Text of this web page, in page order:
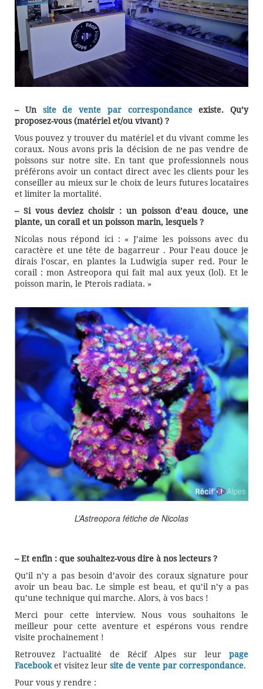
– Un site de vente par correspondanceexiste. Qu’y
proposez-vous (matériel et/ou vivant) ?
Vous pouvez y trouver du matériel et du vivant comme les
coraux. Nous avons pris la décision de ne pas vendre de
poissons sur notre site. En tant que professionnels nous
préférons avoir un contact direct avec les clients pour les
conseiller au mieux sur le choix de leurs futures locataires
et limiter la mortalité.
– Si vous deviez choisir : un poisson d’eau douce, une
plante, un corail et un poisson marin, lesquels ?
Nicolas nous répond ici : « J’aime les poissons avec du
caractère et une tête de bagarreur . Pour l’eau douce je
dirais l’oscar, en plantes la Ludwigia super red. Pour le
corail : mon Astreopora qui fait mal aux yeux (lol). Et le
poisson marin, le Pterois radiata. »
L’Astreopora fétiche de Nicolas
– Et enfin : que souhaitez-vous dire à nos lecteurs ?
Qu’il n’y a pas besoin d’avoir des coraux signature pour
avoir un beau bac. Le simple est beau, et qu’il n’y a pas
qu’une technique qui marche. Alors, à vos bacs !
Merci pour cette interview. Nous vous souhaitons le
meilleur pour cette aventure et espérons vous rendre
visite prochainement !
Retrouvez l’actualité de Récif Alpes sur leur page
Facebooket visitez leur site de vente par correspondance.
Pour vous y rendre :